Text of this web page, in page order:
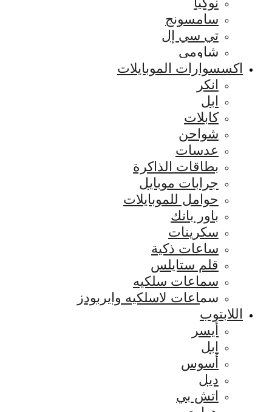
سامسونج
تي سي إل
شاومي
اكسسوارات الموبايلات
انكر
ابل
كابلات
شواحن
عدسات
بطاقات الذاكرة
جرابات موبايل
حوامل للموبايلات
باور بانك
سكرينات
ساعات ذكية
قلم ستايلس
سماعات سلكيه
سماعات لاسلكيه وايربودز
اللابتوب
أيسر
ابل
أسوس
ديل
اتش بي